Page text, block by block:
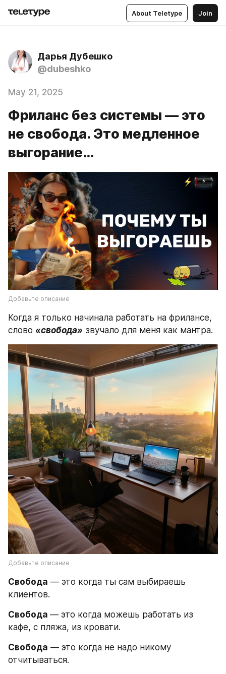
About Teletype Join
Дарья Дубешко
@dubeshko
May 21, 2025
Фриланс без системы — это
не свобода. Это медленное
выгорание…
Добавьте описание
Когда я только начинала работать на фрилансе,
слово «свобода» звучало для меня как мантра.
Добавьте описание
Свобода — это когда ты сам выбираешь
клиентов.
Свобода — это когда можешь работать из
кафе, с пляжа, из кровати.
Свобода — это когда не надо никому
отчитываться.